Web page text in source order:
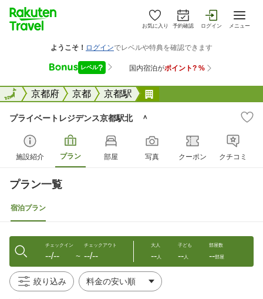
お気に入り 予約確認 ログイン メニュー
全国京都府 京都 京都駅
全国
プライベートレジデンス京都駅北 ＾
施設紹介 プラン 部屋 写真 クーポン クチコミ
プラン一覧
宿泊プラン
チェックイン
--/-- 〜
チェックアウト
--/--
大人
--人
子ども
--人
部屋数
--部屋
絞り込み